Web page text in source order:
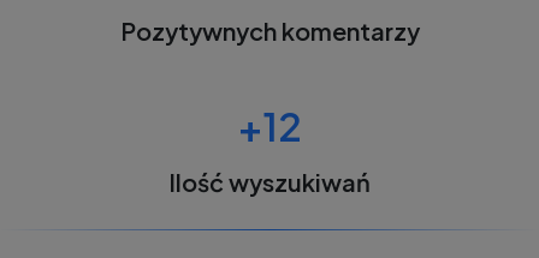
Pozytywnych komentarzy
+12
Ilość wyszukiwań